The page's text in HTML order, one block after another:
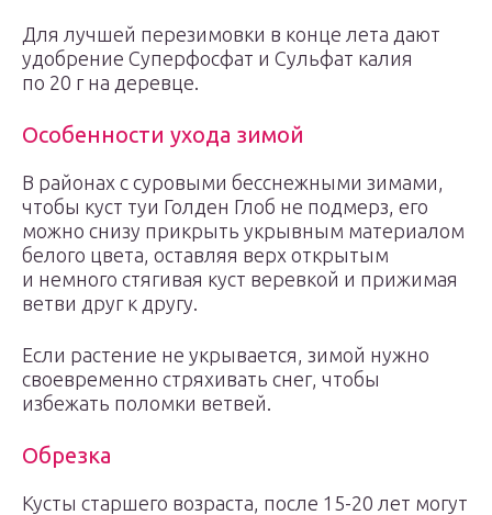
Для лучшей перезимовки в конце лета дают
удобрение Суперфосфат и Сульфат калия
по 20 г на деревце.
Особенности ухода зимой
В районах с суровыми бесснежными зимами,
чтобы куст туи Голден Глоб не подмерз, его
можно снизу прикрыть укрывным материалом
белого цвета, оставляя верх открытым
и немного стягивая куст веревкой и прижимая
ветви друг к другу.
Если растение не укрывается, зимой нужно
своевременно стряхивать снег, чтобы
избежать поломки ветвей.
Обрезка
Кусты старшего возраста, после 15-20 лет могут